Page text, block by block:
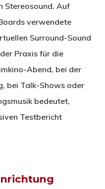
Stereosound. Auf
verwendete
Surround-Sound
Praxis für die
Abend, bei der
bei Talk-Shows oder
bedeutet,
Testbericht